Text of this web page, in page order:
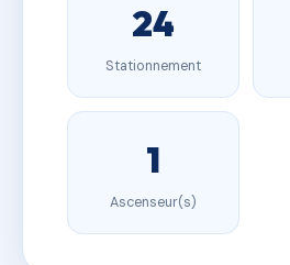
24
Stationnement
1
Ascenseur(s)